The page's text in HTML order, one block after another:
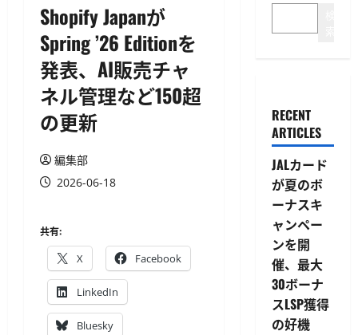
Shopify Japanが
Spring ’26 Editionを
発表、AI販売チャ
ネル管理など150超
の更新
編集部
2026-06-18
共有:
X Facebook
LinkedIn
Bluesky
RECENT
ARTICLES
JALカード
が夏のボ
ーナスキ
ャンペー
ンを開
催、最大
30ボーナ
スLSP獲得
の好機